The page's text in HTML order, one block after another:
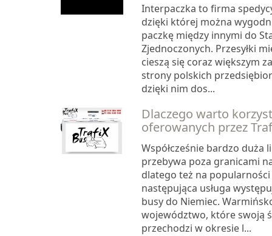
Interpaczka to firma
dzięki której można
paczkę między innymi do
Zjednoczonych. Przesyłki
cieszą się coraz większym
strony polskich
dzięki nim dos...
Dlaczego warto
oferowanych przez
Współcześnie bardzo duża
przebywa poza granicami
dlatego też na popularności
następująca usługa
busy do Niemiec.
województwo, które swoją
przechodzi w okresie l...